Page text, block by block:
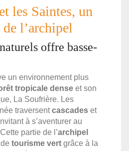
les Saintes, un
l’archipel
offre basse-
un environnement plus
tropicale dense et son
La Soufrière. Les
traversentcascades et
à s’aventurer au
partie de l’archipel
tourisme vert grâce à la